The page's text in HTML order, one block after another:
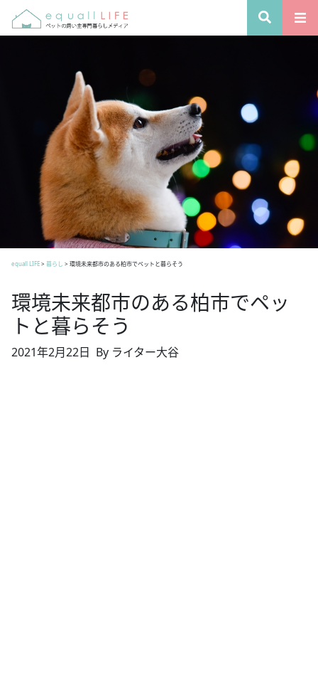
equall LIFE> 暮らし > 環境未来都市のある柏市でペットと暮らそう
環境未来都市のある柏市でペッ
トと暮らそう
2021年2月22日 By ライター大谷